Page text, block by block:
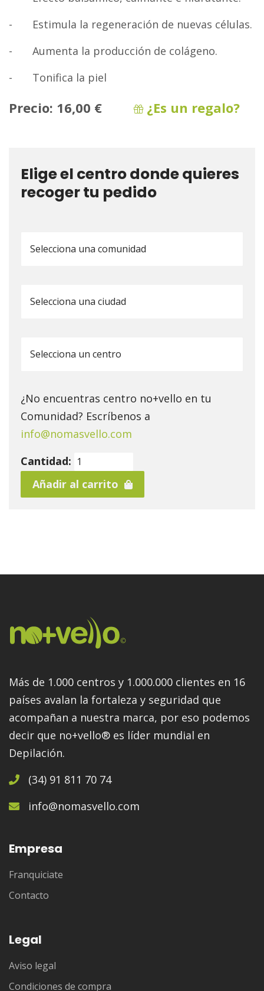
-
Estimula la regeneración de nuevas células.
-
Aumenta la producción de colágeno.
-
Tonifica la piel
Precio: 16,00 € ¿Es un regalo?
Elige el centro donde quieres
recoger tu pedido
¿No encuentras centro no+vello en tu
Comunidad? Escríbenos a
info@nomasvello.com
Cantidad:
Añadir al carrito
Más de 1.000 centros y 1.000.000 clientes en 16
países avalan la fortaleza y seguridad que
acompañan a nuestra marca, por eso podemos
decir que no+vello® es líder mundial en
Depilación.
(34) 91 811 70 74
info@nomasvello.com
Empresa
Franquiciate
Contacto
Legal
Aviso legal
Condiciones de compra